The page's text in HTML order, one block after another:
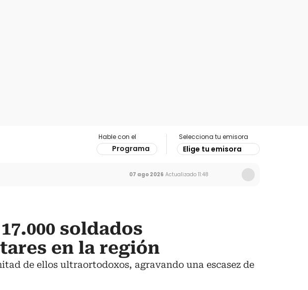
Hable con el
Programa
Selecciona tu emisora
Elige tu emisora
07 ago 2026 Actualizado 11:48
soldados
en la región
de ellos ultraortodoxos, agravando una escasez de